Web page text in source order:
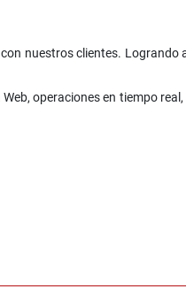
nuestros clientes. Logrando
operaciones en tiempo